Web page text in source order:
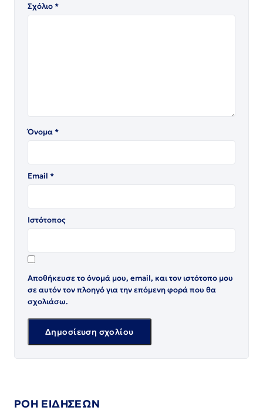
Σχόλιο*
Όνομα*
Email *
Ιστότοπος
Αποθήκευσε το όνομά μου, email, και τον ιστότοπο μου
σε αυτόν τον πλοηγό για την επόμενη φορά που θα
σχολιάσω.
ΡΟΗ ΕΙΔΗΣΕΩΝ